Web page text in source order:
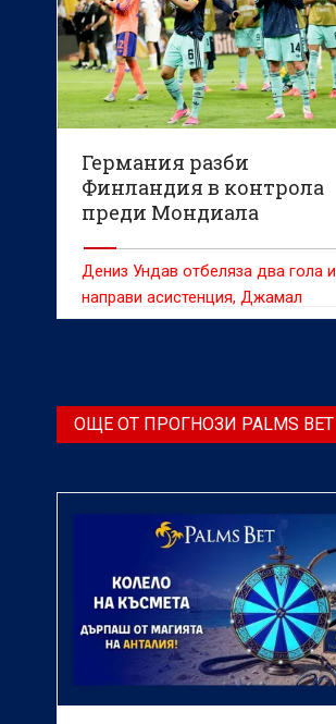
Германия разби
Финландия в контрола
преди Мондиала
Дениз Ундав отбеляза два гола и
направи асистенция, Джамал
Мусиала също се разписа при
последния си домакински мач
преди Световното първенство по
ОЩЕ ОТ ПРОГНОЗИ PALMS BET